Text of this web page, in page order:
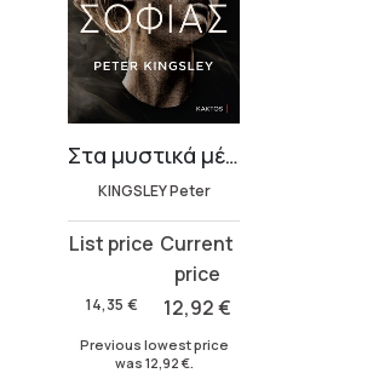
Στα μυστικά μέρη της αρχαίας σοφίας
KINGSLEY Peter
14,35 €
Original
was:
12,92€
Current
is:
Previous lowest price
was 12,92 €.